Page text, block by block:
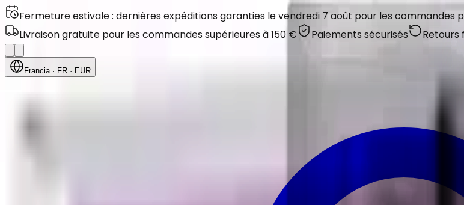
Fermeture estivale : dernières expéditions garanties le vendredi 7 août pour les commandes
Livraison gratuite pour les commandes supérieures à 150 €
Paiements sécurisés Retours
Francia· FR · EUR